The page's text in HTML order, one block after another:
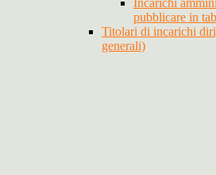
Incarichi
pubblicare in
Titolari di incarichi
generali)